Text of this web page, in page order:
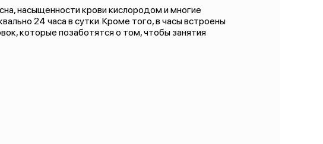
насыщенности крови кислородом и многие
24 часа в сутки. Кроме того, в часы встроены
которые позаботятся о том, чтобы занятия